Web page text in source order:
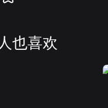
也喜欢